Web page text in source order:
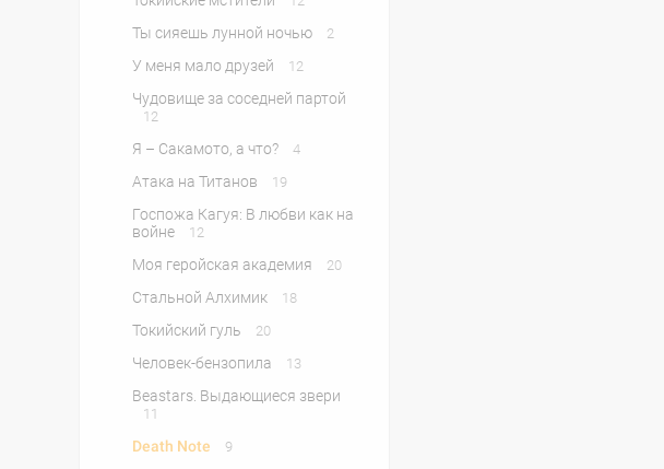
Ты сияешь лунной ночью 2
У меня мало друзей 12
Чудовище за соседней партой
12
Я – Сакамото, а что? 4
Атака на Титанов 19
Госпожа Кагуя: В любви как на
войне
12
Моя геройская академия 20
Стальной Алхимик 18
Токийский гуль 20
Человек-бензопила 13
Beastars. Выдающиеся звери
11
Death Note 9